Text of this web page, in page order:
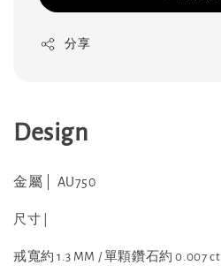
分享
Design
金屬 | AU750
尺寸 |
戒寬約 1.3 MM / 單顆鑽石約 0.007 ct